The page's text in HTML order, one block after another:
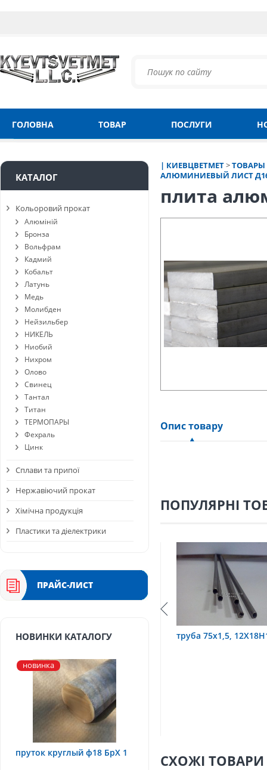
ГОЛОВНА ТОВАР ПОСЛУГИ
| КИЕВЦВЕТМЕТ>ТОВАРЫ
АЛЮМИНИЕВЫЙ ЛИСТ
плита
Опис товару
ПОПУЛЯРНІ
труба 75х1,5, 12Х18Н10Т Труба 70х8
СХОЖІ ТОВАРИ
КАТАЛОГ
Кольоровий прокат
Алюміній
Бронза
Вольфрам
Кадмий
Кобальт
Латунь
Медь
Молибден
Нейзильбер
НИКЕЛЬ
Ниобий
Нихром
Олово
Свинец
Тантал
Титан
ТЕРМОПАРЫ
Фехраль
Цинк
Сплави та припої
Нержавіючий прокат
Хімічна продукція
Пластики та діелектрики
ПРАЙС-ЛИСТ
НОВИНКИ КАТАЛОГУ
новинка
пруток круглый ф18 БрХ 1